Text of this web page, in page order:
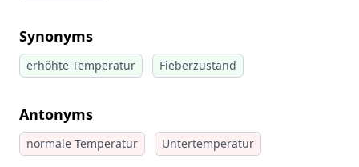
Synonyms
erhöhte Temperatur Fieberzustand
Antonyms
normale Temperatur Untertemperatur